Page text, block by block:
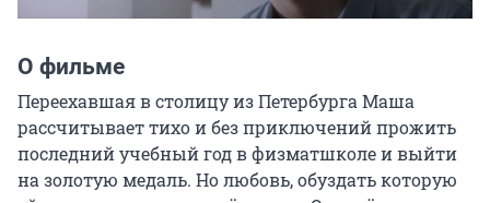
О фильме
Переехавшая в столицу из Петербурга Маша
рассчитывает тихо и без приключений прожить
последний учебный год в физматшколе и выйти
на золотую медаль. Но любовь, обуздать которую